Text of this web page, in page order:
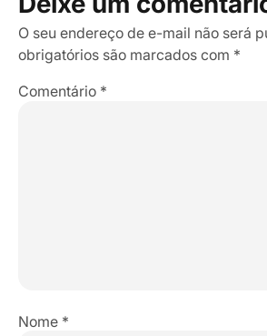
O seu endereço de e-mail não será
obrigatórios são marcados com *
Comentário *
Nome *